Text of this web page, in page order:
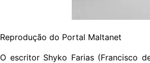
Reprodução do Portal Maltanet
O escritor Shyko Farias (Francisco